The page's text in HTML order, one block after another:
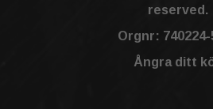
reserved.
Orgnr: 740224-
Ångra ditt